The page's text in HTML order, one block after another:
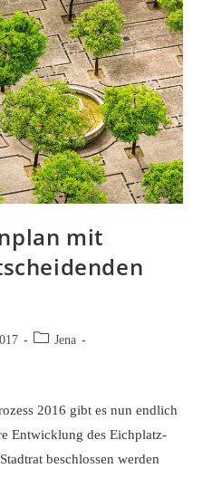
mit
Beitrags-
Jena
2016 gibt es nun endlich
Entwicklung des Eichplatz-
beschlossen werden